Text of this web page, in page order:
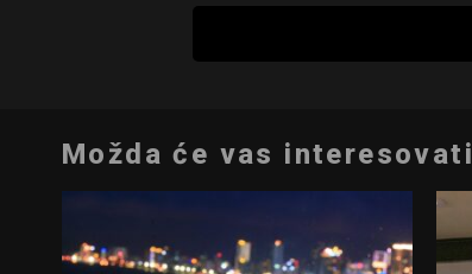
Možda će vas interesovati